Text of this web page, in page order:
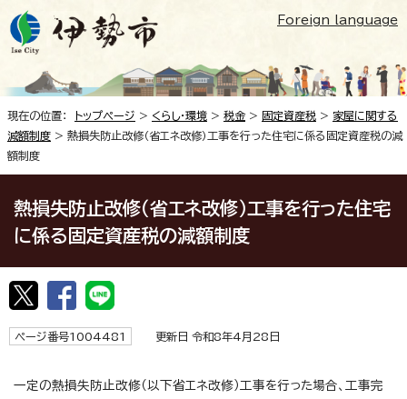
Foreign language
現在の位置： トップページ > くらし・環境 > 税金> 固定資産税 > 家屋に関する
減額制度 > 熱損失防止改修（省エネ改修）工事を行った住宅に係る固定資産税の減
額制度
熱損失防止改修（省エネ改修）工事を行った住宅
に係る固定資産税の減額制度
ページ番号1004481 更新日 令和8年4月28日
一定の熱損失防止改修（以下省エネ改修）工事を行った場合、工事完